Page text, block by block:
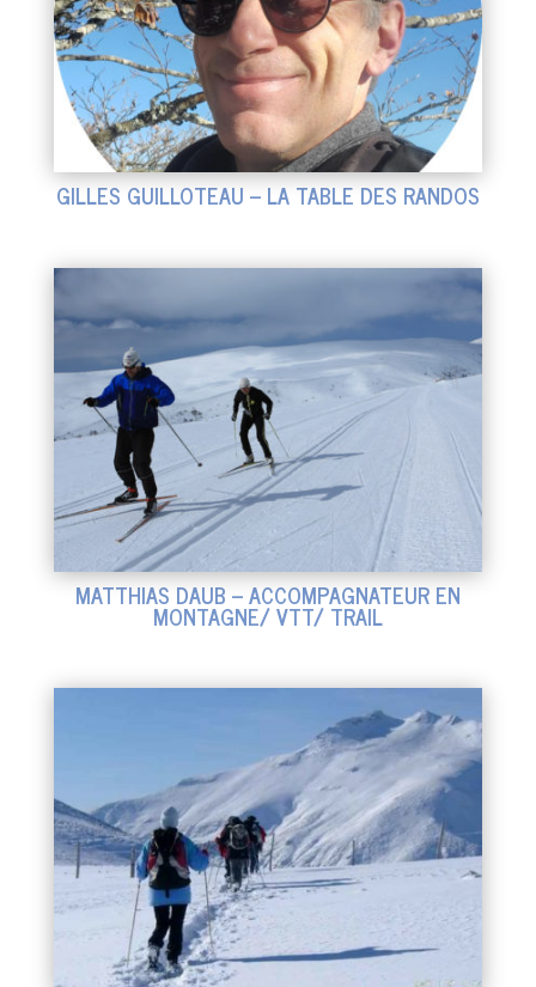
GILLES GUILLOTEAU – LA TABLE DES RANDOS
MATTHIAS DAUB – ACCOMPAGNATEUR EN
MONTAGNE/ VTT/ TRAIL